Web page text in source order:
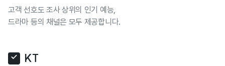
고객 선호도 조사 상위의 인기 예능,
드라마 등의 채널은 모두 제공합니다.
KT